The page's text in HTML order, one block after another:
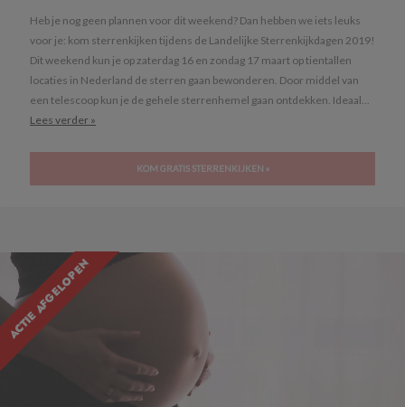
Heb je nog geen plannen voor dit weekend? Dan hebben we iets leuks
voor je: kom sterrenkijken tijdens de Landelijke Sterrenkijkdagen 2019!
Dit weekend kun je op zaterdag 16 en zondag 17 maart op tientallen
locaties in Nederland de sterren gaan bewonderen. Door middel van
een telescoop kun je de gehele sterrenhemel gaan ontdekken. Ideaal...
Lees verder »
KOM GRATIS STERRENKIJKEN »
ACTIE AFGELOPEN